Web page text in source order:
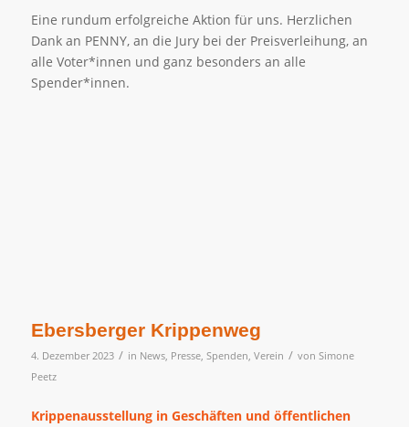
Eine rundum erfolgreiche Aktion für uns. Herzlichen
Dank an PENNY, an die Jury bei der Preisverleihung, an
alle Voter*innen und ganz besonders an alle
Spender*innen.
Ebersberger Krippenweg
4. Dezember 2023 / in News, Presse, Spenden, Verein / von Simone
Peetz
Krippenausstellung in Geschäften und öffentlichen